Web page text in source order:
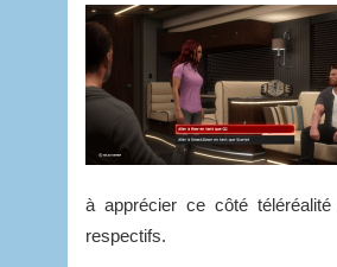
à apprécier ce côté
respectifs.